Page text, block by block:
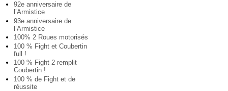
92e anniversaire de
l’Armistice
93e anniversaire de
l’Armistice
100% 2 Roues motorisés
100 % Fight et Coubertin
full !
100 % Fight 2 remplit
Coubertin !
100 % de Fight et de
réussite